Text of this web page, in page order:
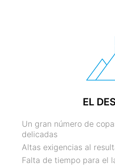
EL
Un gran número de
delicadas
Altas exigencias al
Falta de tiempo para el